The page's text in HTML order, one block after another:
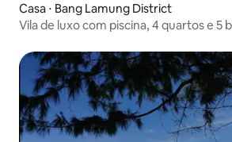
Casa ⋅ Bang Lamung District
Vila de luxo com piscina, 4 quartos e 5